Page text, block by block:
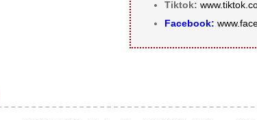
Tiktok:
Facebook: